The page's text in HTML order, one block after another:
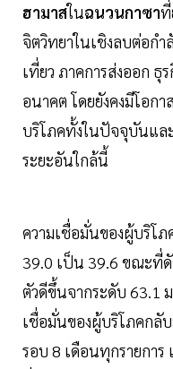
ฮามาสในฉนวนกาซาที่
จิตวิทยาในเชิงลบต่อกำ
เที่ยว ภาคการส่งออก ธุ
อนาคต โดยยังคงมีโอก
บริโภคทั้งในปัจจุบันแล
ระยะอันใกล้นี้
ความเชื่อมั่นของผู้บริโ
39.0 เป็น 39.6 ขณะที่
ตัวดีขึ้นจากระดับ 63.1
เชื่อมั่นของผู้บริโภคกลั
รอบ 8 เดือนทุกรายการ